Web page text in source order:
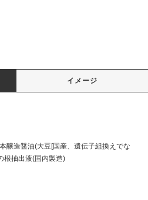
イメージ
醸造醤油(大豆[国産、遺伝子組換えでな
根抽出液(国内製造)